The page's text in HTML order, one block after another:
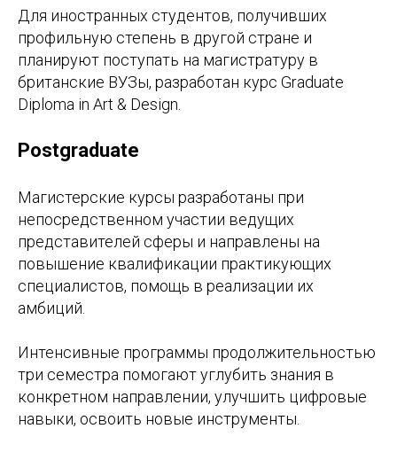
Для иностранных студентов, получивших
профильную степень в другой стране и
планируют поступать на магистратуру в
британские ВУЗы, разработан курс Graduate
Diploma in Art & Design.
Postgraduate
Магистерские курсы разработаны при
непосредственном участии ведущих
представителей сферы и направлены на
повышение квалификации практикующих
специалистов, помощь в реализации их
амбиций.
Интенсивные программы продолжительностью
три семестра помогают углубить знания в
конкретном направлении, улучшить цифровые
навыки, освоить новые инструменты.